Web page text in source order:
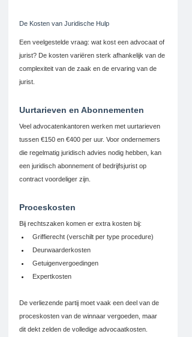
De Kosten van Juridische Hulp
Een veelgestelde vraag: wat kost een advocaat of
jurist? De kosten variëren sterk afhankelijk van de
complexiteit van de zaak en de ervaring van de
jurist.
Uurtarieven en Abonnementen
Veel advocatenkantoren werken met uurtarieven
tussen €150 en €400 per uur. Voor ondernemers
die regelmatig juridisch advies nodig hebben, kan
een juridisch abonnement of bedrijfsjurist op
contract voordeliger zijn.
Proceskosten
Bij rechtszaken komen er extra kosten bij:
Griffierecht (verschilt per type procedure)
Deurwaarderkosten
Getuigenvergoedingen
Expertkosten
De verliezende partij moet vaak een deel van de
proceskosten van de winnaar vergoeden, maar
dit dekt zelden de volledige advocaatkosten.